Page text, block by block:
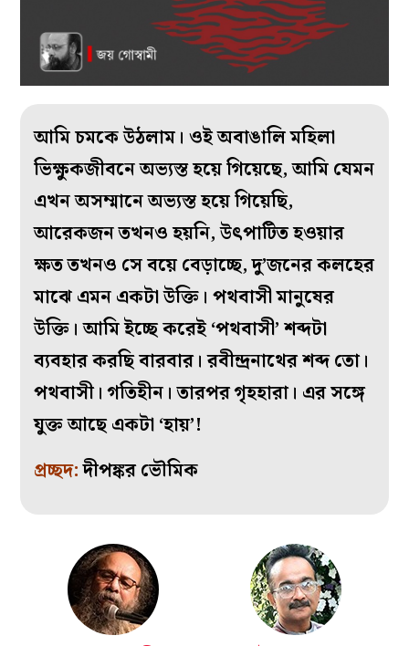
আমি চমকে উঠলাম। ওই অবাঙালি মহিলা
ভিক্ষুকজীবনে অভ্যস্ত হয়ে গিয়েছে, আমি যেমন
এখন অসম্মানে অভ্যস্ত হয়ে গিয়েছি,
আরেকজন তখনও হয়নি, উৎপাটিত হওয়ার
ক্ষত তখনও সে বয়ে বেড়াচ্ছে, দু’জনের কলহের
মাঝে এমন একটা উক্তি। পথবাসী মানুষের
উক্তি।আমি ইচ্ছে করেই ‘পথবাসী’ শব্দটা
ব্যবহার করছি বারবার। রবীন্দ্রনাথের শব্দ তো।
পথবাসী। গতিহীন। তারপর গৃহহারা। এর সঙ্গে
যুক্ত আছে একটা ‘হায়’!
প্রচ্ছদ:দীপঙ্কর ভৌমিক